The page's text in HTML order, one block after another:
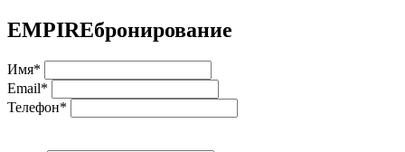
EMPIREбронирование
Имя*
Email*
Телефон*